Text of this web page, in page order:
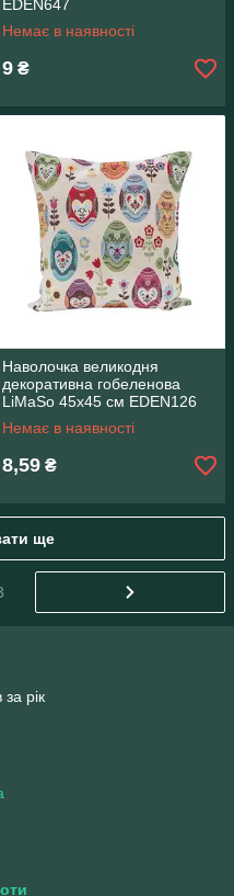
EDEN647
Немає в наявності
9 ₴
Наволочка великодня
декоративна гобеленова
LiMaSo 45х45 см EDEN126
Немає в наявності
8,59 ₴
ще
рік